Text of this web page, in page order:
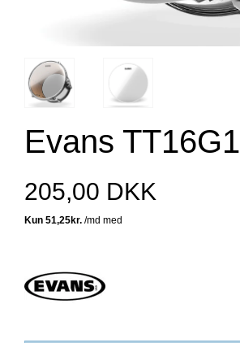
Evans TT16G1
205,00 DKK